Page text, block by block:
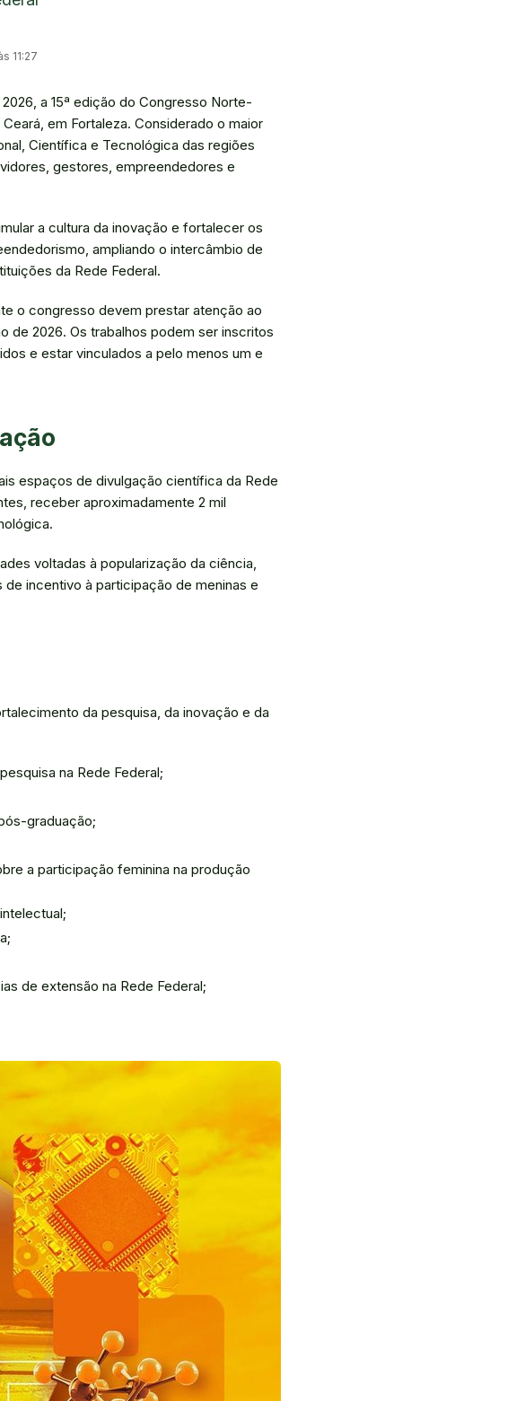
11:27
a 15ª edição do Congresso Norte-
em Fortaleza. Considerado o maior
Científica e Tecnológica das regiões
gestores, empreendedores e
a cultura da inovação e fortalecer os
ampliando o intercâmbio de
da Rede Federal.
o congresso devem prestar atenção ao
de 2026. Os trabalhos podem ser inscritos
e estar vinculados a pelo menos um e
espaços de divulgação científica da Rede
receber aproximadamente 2 mil
voltadas à popularização da ciência,
incentivo à participação de meninas e
da pesquisa, da inovação e da
na Rede Federal;
graduação;
a participação feminina na produção
de extensão na Rede Federal;